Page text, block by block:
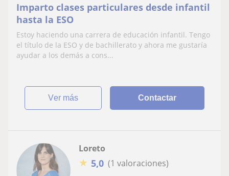
Imparto clases particulares desde infantil
hasta la ESO
Estoy haciendo una carrera de educación infantil. Tengo
el título de la ESO y de bachillerato y ahora me gustaría
ayudar a los demás a cons...
ver más Contactar
Loreto
★ 5,0 (1 valoraciones)